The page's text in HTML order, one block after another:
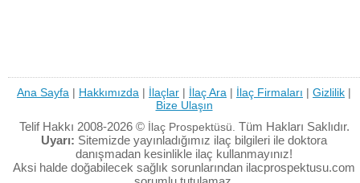
Ana Sayfa | Hakkımızda | İlaçlar | İlaç Ara | İlaç Firmaları | Gizlilik |
Bize Ulaşın
Telif Hakkı 2008-2026 © İlaç Prospektüsü. Tüm Hakları Saklıdır.
Uyarı: Sitemizde yayınladığımız ilaç bilgileri ile doktora
danışmadan kesinlikle ilaç kullanmayınız!
Aksi halde doğabilecek sağlık sorunlarından ilacprospektusu.com